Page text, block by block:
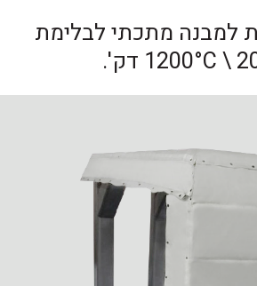
למבנה מתכתי לבלימת